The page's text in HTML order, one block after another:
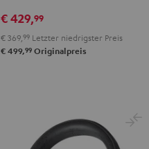
€ 429,99
€ 369, 99 Letzter niedrigster Preis
€ 499,99 Originalpreis